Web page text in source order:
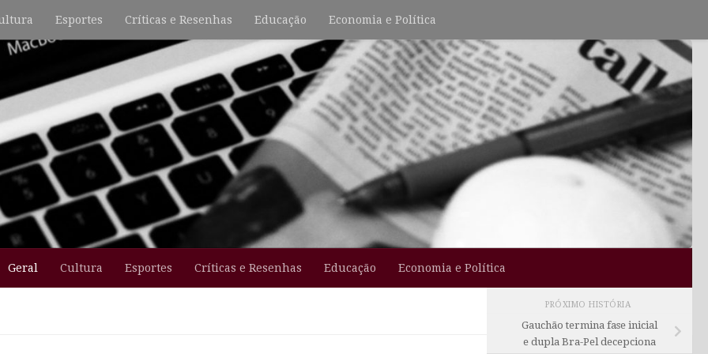
Esportes Críticas e Resenhas Educação Economia e Política
Geral Cultura Esportes Críticas e Resenhas Educação Economia e Política
PRÓXIMO HISTÓRIA
Gauchão termina fase inicial
e dupla Bra-Pel decepciona